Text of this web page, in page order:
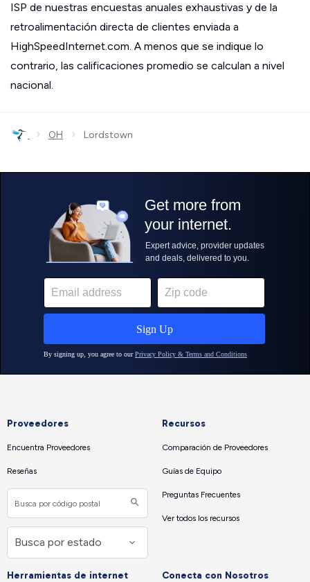
ISP de nuestras encuestas anuales exhaustivas y de la
retroalimentación directa de clientes enviada a
HighSpeedInternet.com. A menos que se indique lo
contrario, las calificaciones promedio se calculan a nivel
nacional.
› OH › Lordstown
Proveedores
Encuentra Proveedores
Reseñas
Recursos
Comparación de Proveedores
Guías de Equipo
Preguntas Frecuentes
Ver todos los recursos
Herramientas de internet Conecta con Nosotros